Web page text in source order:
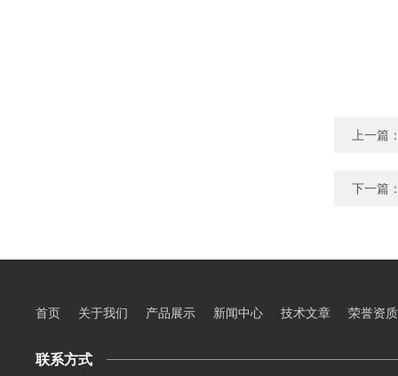
上一篇
下一篇
首页 关于我们 产品展示 新闻中心 技术文章 荣誉资质
联系方式